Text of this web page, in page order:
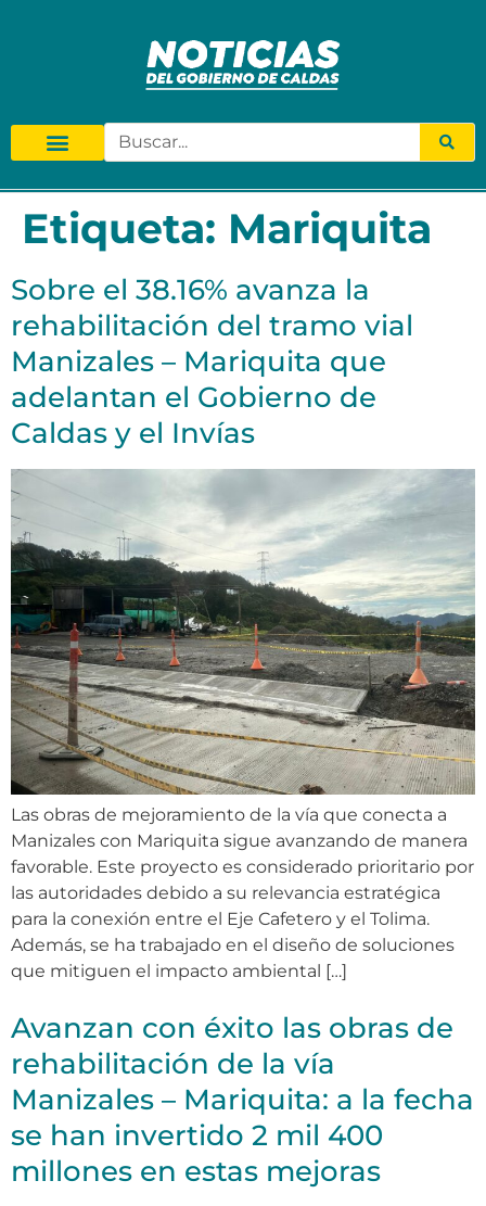
Etiqueta: Mariquita
Sobre el 38.16% avanza la
rehabilitación del tramo vial
Manizales – Mariquita que
adelantan el Gobierno de
Caldas y el Invías
Las obras de mejoramiento de la vía que conecta a
Manizales con Mariquita sigue avanzando de manera
favorable. Este proyecto es considerado prioritario por
las autoridades debido a su relevancia estratégica
para la conexión entre el Eje Cafetero y el Tolima.
Además, se ha trabajado en el diseño de soluciones
que mitiguen el impacto ambiental […]
Avanzan con éxito las obras de
rehabilitación de la vía
Manizales – Mariquita: a la fecha
se han invertido 2 mil 400
millones en estas mejoras